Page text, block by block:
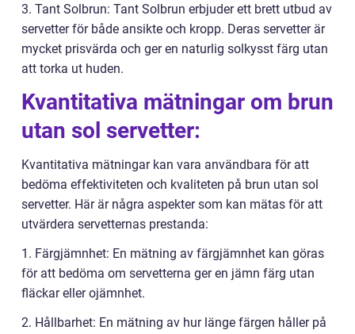
3. Tant Solbrun: Tant Solbrun erbjuder ett brett utbud av
servetter för både ansikte och kropp. Deras servetter är
mycket prisvärda och ger en naturlig solkysst färg utan
att torka ut huden.
Kvantitativa mätningar om brun
utan sol servetter:
Kvantitativa mätningar kan vara användbara för att
bedöma effektiviteten och kvaliteten på brun utan sol
servetter. Här är några aspekter som kan mätas för att
utvärdera servetternas prestanda:
1. Färgjämnhet: En mätning av färgjämnhet kan göras
för att bedöma om servetterna ger en jämn färg utan
fläckar eller ojämnhet.
2. Hållbarhet: En mätning av hur länge färgen håller på